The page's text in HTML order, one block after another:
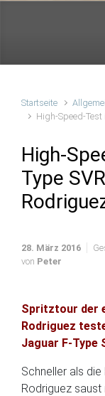
Startseite
High-Speed-
High-
Type
28. März 2016
von Peter
Spritztour der
Rodriguez
Jaguar F-Type
Schneller als
Rodriguez